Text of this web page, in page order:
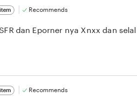
Recommends
dan Eporner nya Xnxx dan
Recommends